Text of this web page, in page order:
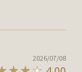
2026/07/08